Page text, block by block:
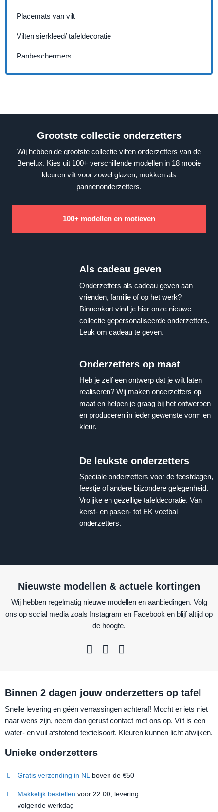
Placemats van vilt
Vilten sierkleed/ tafeldecoratie
Panbeschermers
Grootste collectie onderzetters
Wij hebben de grootste collectie vilten onderzetters van de
Benelux. Kies uit 100+ verschillende modellen in 18 mooie
kleuren vilt voor zowel glazen, mokken als
pannenonderzetters.
100+ modellen en motieven
Als cadeau geven
Onderzetters als cadeau geven aan
vrienden, familie of op het werk?
Binnenkort vind je hier onze nieuwe
collectie gepersonaliseerde onderzetters.
Leuk om cadeau te geven.
Onderzetters op maat
Heb je zelf een ontwerp dat je wilt laten
realiseren? Wij maken onderzetters op
maat en helpen je graag bij het ontwerpen
en produceren in ieder gewenste vorm en
kleur.
De leukste onderzetters
Speciale onderzetters voor de feestdagen,
feestje of andere bijzondere gelegenheid.
Vrolijke en gezellige tafeldecoratie. Van
kerst- en pasen- tot EK voetbal
onderzetters.
Nieuwste modellen & actuele kortingen
Wij hebben regelmatig nieuwe modellen en aanbiedingen. Volg
ons op social media zoals Instagram en Facebook en blijf altijd op
de hoogte.
Binnen 2 dagen jouw onderzetters op tafel
Snelle levering en géén verrassingen achteraf! Mocht er iets niet
naar wens zijn, neem dan gerust contact met ons op. Vilt is een
water- en vuil afstotend textielsoort. Kleuren kunnen licht afwijken.
Unieke onderzetters
Gratis verzending in NL boven de €50
Makkelijk bestellen voor 22:00, levering
volgende werkdag